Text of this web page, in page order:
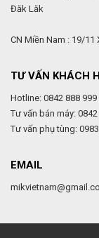
Đăk Lăk
CN Miền Nam : 19/11
TƯ VẤN KHÁCH
Hotline: 0842 888 999
Tư vấn bán máy:
Tư vấn phụ tùng:
EMAIL